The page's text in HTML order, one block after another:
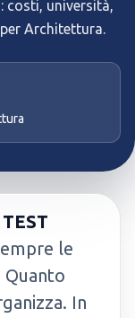
costi, università,
Architettura.
TEST
le
In